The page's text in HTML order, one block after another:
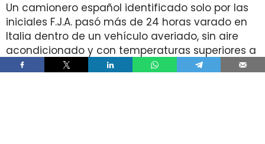
Un camionero español identificado solo por las
iniciales F.J.A. pasó más de 24 horas varado en
Italia dentro de un vehículo averiado, sin aire
acondicionado y con temperaturas superiores a
42°C, después de que la empresa le ordenara